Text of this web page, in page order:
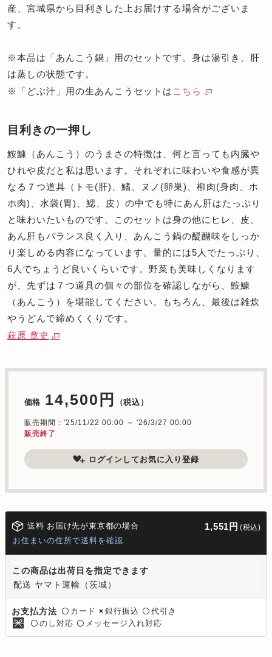
産、宮城県から目利きした上お届けする場合がございま
す。
※本品は「あんこう鍋」用のセットです。身は湯引き、肝
は蒸しの状態です。
※
「どぶ汁」用の生あんこうセットは こちら
目利きの一押し
鮟鱇（あんこう）のうまさの特徴は、何と言っても内臓や
ひれや皮だと私は思います。それぞれに味わいや食感が異
なる７つ道具（トモ(肝)、鰭、ヌノ(卵巣)、柳肉(身肉、ホ
ホ肉)、水袋(胃)、鰓、皮）の中でも特にあん肝はたっぷり
と味わいたいものです。このセットは身の他にヒレ、皮、
あん肝もバランス良く入り、あんこう鍋の醍醐味をしっか
り楽しめる内容になっています。量的には5人でたっぷり、
6人でちょうど良いくらいです。野菜も美味しくなります
が、先ずは７つ道具の個々の部位を確認しながら、鮟鱇
（あんこう）を堪能してください。もちろん、最後は雑炊
やうどんで締めくくりです。
萩原 章史
価格 14,500円 （税込）
販売期間：'25/11/22 00:00 ～ '26/3/27 00:00
販売終了
ログインしてお気に入り登録
送料 お届け先が東京都の場合 1,551円 (税込)
お住まいの住所で送料を確認
この商品は出荷日を指定できます
配送 ヤマト運輸（茨城）
お支払方法 〇 カード × 銀行振込 〇 代引き
〇 のし対応 〇 メッセージ入れ対応